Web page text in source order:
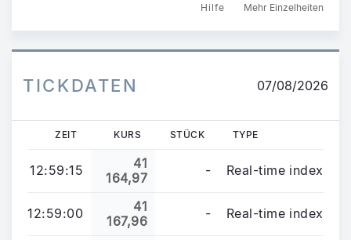
Hilfe Mehr Einzelheiten
TICKDATEN 07/08/2026
ZEIT KURS STÜCK TYPE
12:59:15
41
164,97
- Real-time index
12:59:00
41
167,96
- Real-time index